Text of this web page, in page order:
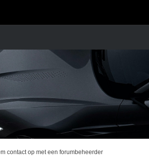
contact op met een forumbeheerder